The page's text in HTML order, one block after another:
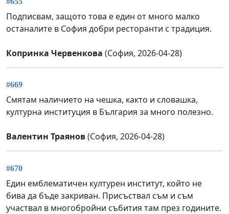
Подписвам, защото това е един от много малко
останалите в София добри ресторанти с традиция.
Копринка Червенкова (София, 2026-04-28)
#669
Смятам наличието на чешка, както и словашка,
културна институция в България за много полезно.
Валентин Траянов(София, 2026-04-28)
#670
Един емблематичен културен институт, който не
бива да бъде закриван. Присъствал съм и съм
участвал в многобройни събития там през годините.